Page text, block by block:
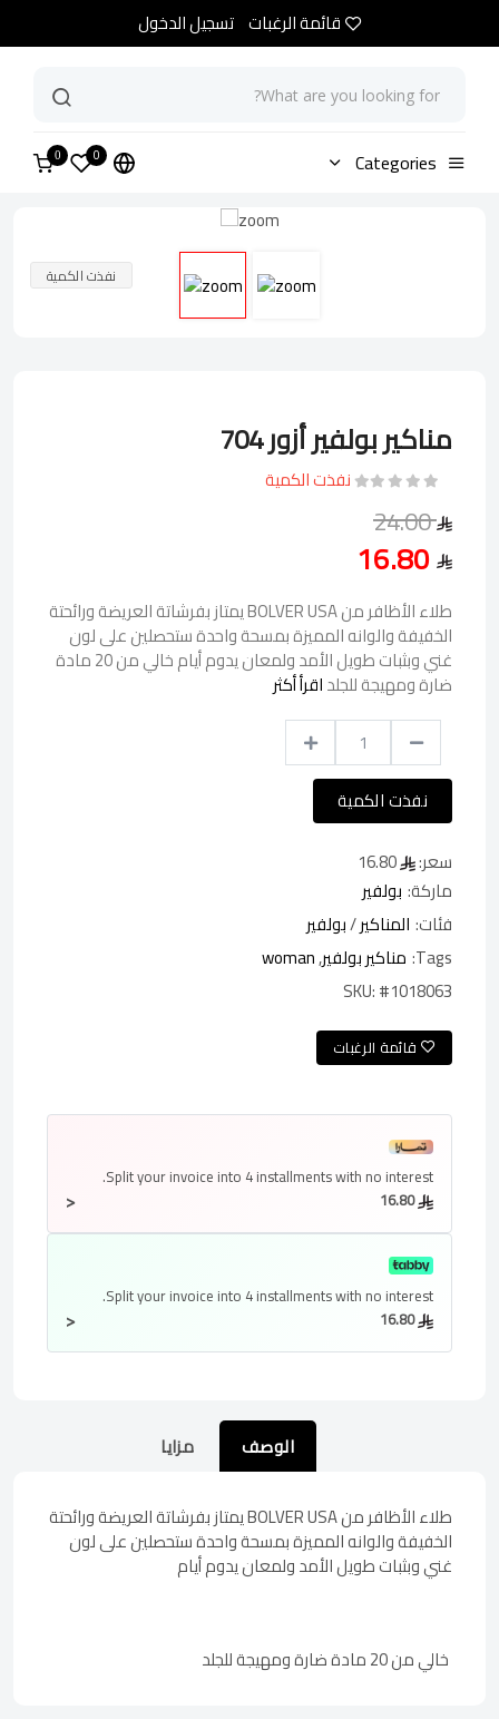
قائمة الرغبات تسجيل الدخول
Categories
0
0 الرئيسية
نفذت الكمية
مناكير بولفير أزور 704
نفذت الكمية
24.00
طلاء الأظافر من BOLVER USA يمتاز بفرشاتة العريضة ورائحتة
الخفيفة والوانه المميزة بمسحة واحدة ستحصلين على لون
غني وبثبات طويل الأمد ولمعان يدوم أيام خالي من 20 مادة
ضارة ومهيجة للجلداقرأ أكثر
نفذت الكمية
سعر:
ماركة: بولفير
فئات: المناكير/بولفير
Tags: مناكير بولفير,
woman
SKU:#1018063
قائمة الرغبات
Split your invoice into 4 installmentswith no interest.
< 16.80
Split your invoice into 4 installmentswith no interest.
< 16.80
الوصف مزايا
طلاء الأظافر من BOLVER USA يمتاز بفرشاتة العريضة ورائحتة
الخفيفة والوانه المميزة بمسحة واحدة ستحصلين على لون
غني وبثبات طويل الأمد ولمعان يدوم أيام
خالي من 20 مادة ضارة ومهيجة للجلد